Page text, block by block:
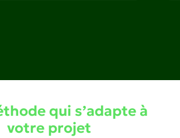
qui s’adapte à
votre projet